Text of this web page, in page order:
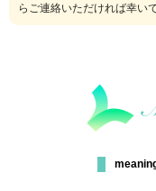
らご連絡いただければ幸いで